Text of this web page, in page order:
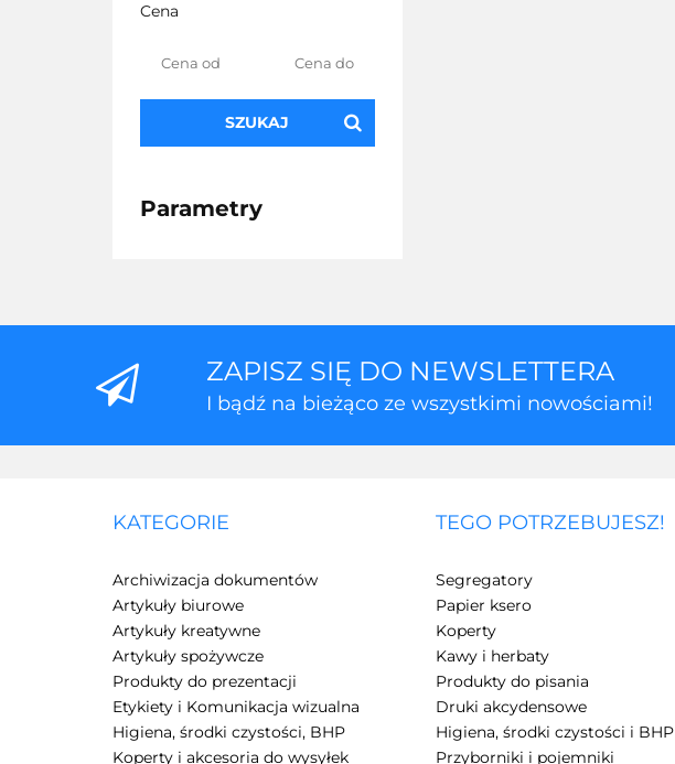
Cena
SZUKAJ
Parametry
ZAPISZ SIĘ DO NEWSLETTERA
I bądź na bieżąco ze wszystkimi nowościami!
KATEGORIE
Archiwizacja dokumentów
Artykuły biurowe
Artykuły kreatywne
Artykuły spożywcze
Produkty do prezentacji
Etykiety i Komunikacja wizualna
Higiena, środki czystości, BHP
Koperty i akcesoria do wysyłek
TEGO POTRZEBUJESZ!
Segregatory
Papier ksero
Koperty
Kawy i herbaty
Produkty do pisania
Druki akcydensowe
Higiena, środki czystości i BHP
Przyborniki i pojemniki